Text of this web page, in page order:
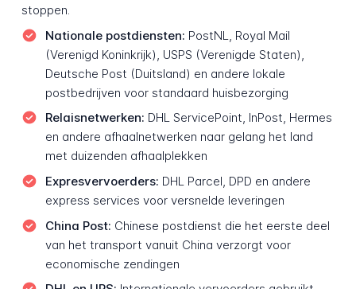
stoppen.
Nationale postdiensten: PostNL, Royal Mail
(Verenigd Koninkrijk), USPS (Verenigde Staten),
Deutsche Post (Duitsland) en andere lokale
postbedrijven voor standaard huisbezorging
Relaisnetwerken: DHL ServicePoint, InPost, Hermes
en andere afhaalnetwerken naar gelang het land
met duizenden afhaalplekken
Expresvervoerders: DHL Parcel, DPD en andere
express services voor versnelde leveringen
China Post: Chinese postdienst die het eerste deel
van het transport vanuit China verzorgt voor
economische zendingen